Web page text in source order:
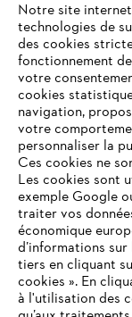
Pyracantha
coccinea)
Notre site
technologies de
des cookies
fonctionnement
votre
cookies
navigation,
votre
personnaliser la
Ces cookies ne
Les cookies sont
exemple Google
traiter vos
économique
d’informations
tiers en cliquant
cookies ». En
à l'utilisation des